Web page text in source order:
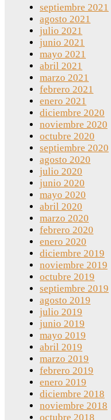
septiembre 2021
agosto 2021
julio 2021
junio 2021
mayo 2021
abril 2021
marzo 2021
febrero 2021
enero 2021
diciembre 2020
noviembre 2020
octubre 2020
septiembre 2020
agosto 2020
julio 2020
junio 2020
mayo 2020
abril 2020
marzo 2020
febrero 2020
enero 2020
diciembre 2019
noviembre 2019
octubre 2019
septiembre 2019
agosto 2019
julio 2019
junio 2019
mayo 2019
abril 2019
marzo 2019
febrero 2019
enero 2019
diciembre 2018
noviembre 2018
octubre 2018